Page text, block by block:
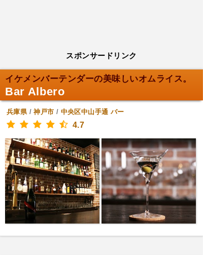
スポンサードリンク
イケメンバーテンダーの美味しいオムライス。
Bar Albero
兵庫県/神戸市 / 中央区中山手通 バー
4.7